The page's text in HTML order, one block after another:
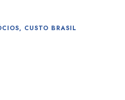
, CUSTO BRASIL